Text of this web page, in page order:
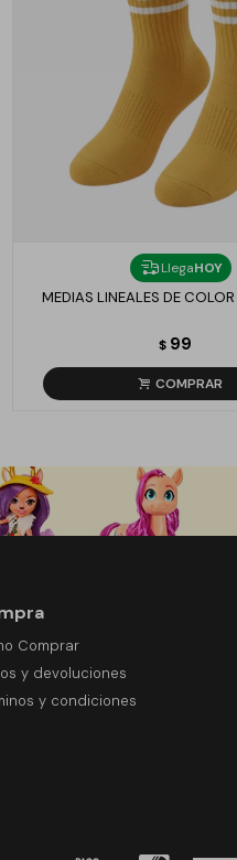
LlegaHOY
MEDIAS LINEALES DE
$ 99
Comprar
y devoluciones
y condiciones